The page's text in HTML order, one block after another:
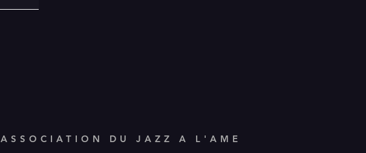
ASSOCIATION DU JAZZ A L'AME